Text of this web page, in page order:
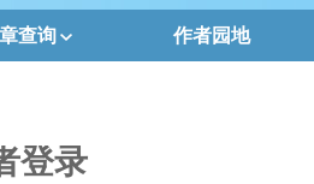
查询 作者园地
登录